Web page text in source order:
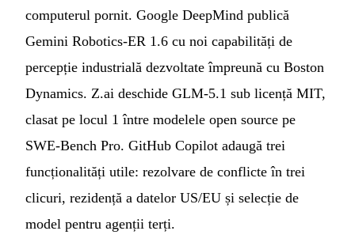
computerul pornit. Google DeepMind publică
Gemini Robotics-ER 1.6 cu noi capabilități de
percepție industrială dezvoltate împreună cu Boston
Dynamics. Z.ai deschide GLM-5.1 sub licență MIT,
clasat pe locul 1 între modelele open source pe
SWE-Bench Pro. GitHub Copilot adaugă trei
funcționalități utile: rezolvare de conflicte în trei
clicuri, rezidență a datelor US/EU și selecție de
model pentru agenții terți.